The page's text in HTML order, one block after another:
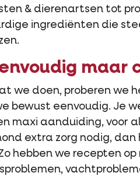
& dierenartsen tot
ingrediënten die
we doen, proberen we
bewust eenvoudig. Je
maxi aanduiding, voor
extra zorg nodig,
hebben we recepten